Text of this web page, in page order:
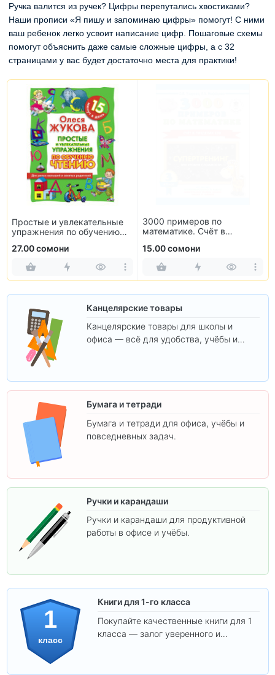
Ручка валится из ручек? Цифры перепутались хвостиками?
Наши прописи «Я пишу и запоминаю цифры» помогут! С ними
ваш ребенок легко усвоит написание цифр. Пошаговые схемы
помогут объяснить даже самые сложные цифры, а с 32
страницами у вас будет достаточно места для практики!
Простые и увлекательные
упражнения по обучению
27.00 сомони
3000 примеров по
математике. Счёт в
15.00 сомони
Канцелярские товары
Канцелярские товары для школы и
офиса — всё для удобства, учёбы и
Бумага и тетради
Бумага и тетради для офиса, учёбы и
повседневных задач.
Ручки и карандаши
Ручки и карандаши для продуктивной
работы в офисе и учёбы.
1
класс
Книги для 1-го класса
Покупайте качественные книги для 1
класса — залог уверенного и